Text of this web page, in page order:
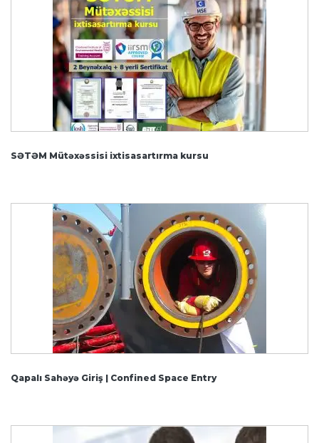
SƏTƏM Mütəxəssisi ixtisasartırma kursu
Qapalı Sahəyə Giriş | Confined Space Entry